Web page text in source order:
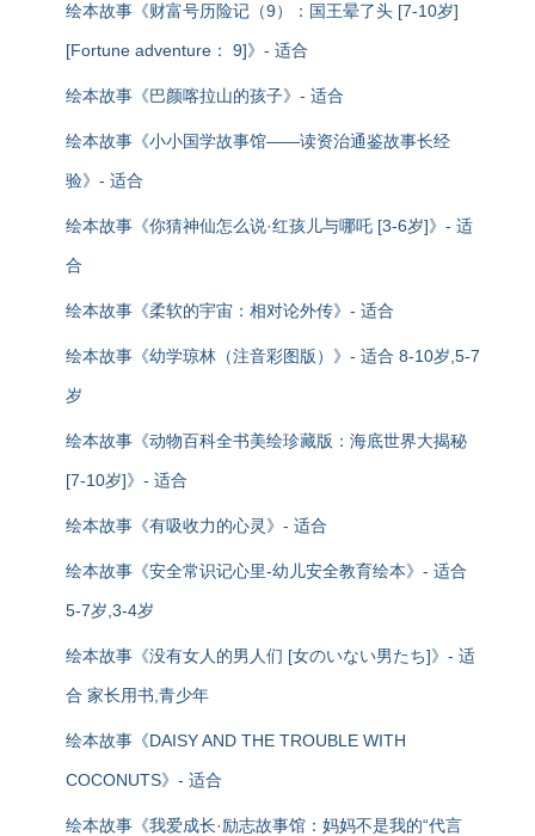
绘本故事《财富号历险记（9）：国王晕了头 [7-10岁]
[Fortune adventure： 9]》- 适合
绘本故事《巴颜喀拉山的孩子》- 适合
绘本故事《小小国学故事馆——读资治通鉴故事长经
验》- 适合
绘本故事《你猜神仙怎么说·红孩儿与哪吒 [3-6岁]》- 适
合
绘本故事《柔软的宇宙：相对论外传》- 适合
绘本故事《幼学琼林（注音彩图版）》- 适合 8-10岁,5-7
岁
绘本故事《动物百科全书美绘珍藏版：海底世界大揭秘
[7-10岁]》- 适合
绘本故事《有吸收力的心灵》- 适合
绘本故事《安全常识记心里-幼儿安全教育绘本》- 适合
5-7岁,3-4岁
绘本故事《没有女人的男人们 [女のいない男たち]》- 适
合 家长用书,青少年
绘本故事《DAISY AND THE TROUBLE WITH
COCONUTS》- 适合
绘本故事《我爱成长·励志故事馆：妈妈不是我的“代言